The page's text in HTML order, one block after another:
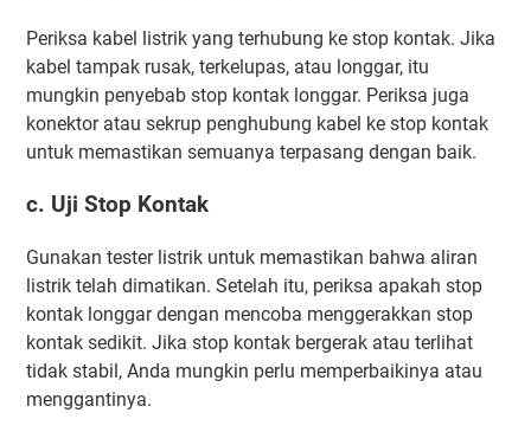
Periksa kabel listrik yang terhubung ke stop kontak. Jika
kabel tampak rusak, terkelupas, atau longgar, itu
mungkin penyebab stop kontak longgar. Periksa juga
konektor atau sekrup penghubung kabel ke stop kontak
untuk memastikan semuanya terpasang dengan baik.
c. Uji Stop Kontak
Gunakan tester listrik untuk memastikan bahwa aliran
listrik telah dimatikan. Setelah itu, periksa apakah stop
kontak longgar dengan mencoba menggerakkan stop
kontak sedikit. Jika stop kontak bergerak atau terlihat
tidak stabil, Anda mungkin perlu memperbaikinya atau
menggantinya.